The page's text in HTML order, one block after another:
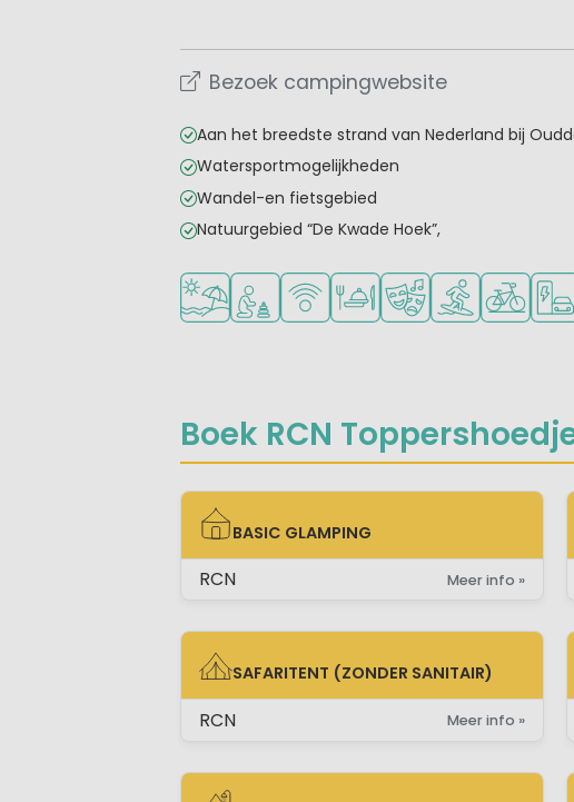
Bezoek campingwebsite
Aan het breedste strand van Nederland bij
Watersportmogelijkheden
Wandel-en fietsgebied
Natuurgebied “De Kwade Hoek”,
Ligt bij strand en zee
Aanbevolen voor jonge kinderen
WiFi beschikbaar
Restaurant of pizzeria
Animatieprogramma
Boek RCN
BASIC GLAMPING
BASIC GLAMPING
RCN Meer info »
SAFARITENT (ZONDER SANITAIR)
SAFARITENT (ZONDER SANITAIR)
RCN Meer info »